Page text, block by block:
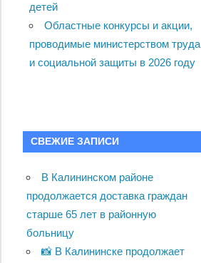
детей
Областные конкурсы и акции,
проводимые министерством труда
и социальной защиты в 2026 году
СВЕЖИЕ ЗАПИСИ
В Калининском районе
продолжается доставка граждан
старше 65 лет в районную
больницу
📸 В Калининске продолжает